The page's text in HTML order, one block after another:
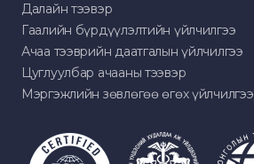
Далайн тээвэр
Гаалийн бүрдүүлэлтийн үйлчилгээ
Ачаа тээврийн даатгалын үйлчилгээ
Цуглуулбар ачааны тээвэр
Мэргэжлийн зөвлөгөө өгөх үйлчилгээ